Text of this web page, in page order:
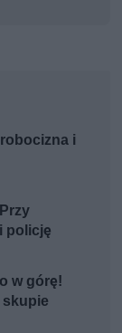
i
policję
w górę!
skupie